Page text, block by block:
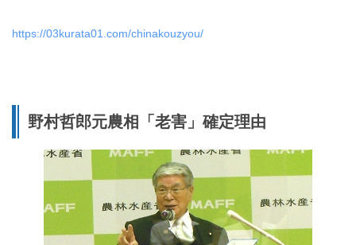
https://03kurata01.com/chinakouzyou/
野村哲郎元農相「老害」確定理由